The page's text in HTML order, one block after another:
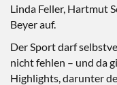
Linda Feller, Hartmut
Beyer auf.
Der Sport darf
nicht fehlen – und da
Highlights, darunter